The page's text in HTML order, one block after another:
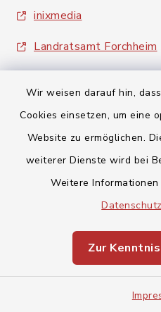
Wir weisen darauf hin,
Cookies einsetzen, um eine
Website zu ermöglichen.
weiterer Dienste wird bei
Weitere
Zur
inixmedia
Landratsamt Forchheim